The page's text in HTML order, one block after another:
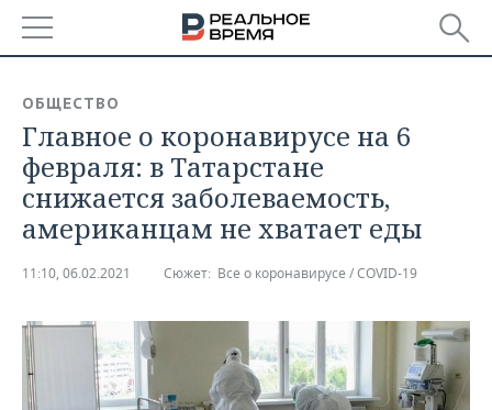
БАШКОРТОСТАН
ТАТАРСТАН
УДМУРТИЯ
НОВОСТИ
АНАЛИТИКА
НОВОСТИ АНАЛИТИКИ
ДЕКЛАРАЦИИ О ДОХОДАХ
КОРОЛИ ГОСЗАКАЗА ПФО
ВУЗЫ ТАТАРСТАНА
ЭКОНОМИКА
НОВОСТИ ЭКОНОМИКИ
ФИНАНСЫ
БАНКИ
ПРОМЫШЛЕННОСТЬ
НОВОСТИ
ПРОМЫШЛЕННОСТИ
АГРОПРОМ
НЕДВИЖИМОСТЬ
НОВОСТИ НЕДВИЖИМОСТИ
АВТО
ОБЩЕСТВО
Главное о коронавирусе на 6
февраля: в Татарстане
снижается заболеваемость,
американцам не хватает еды
11:10, 06.02.2021 Сюжет: Все о коронавирусе / COVID-19